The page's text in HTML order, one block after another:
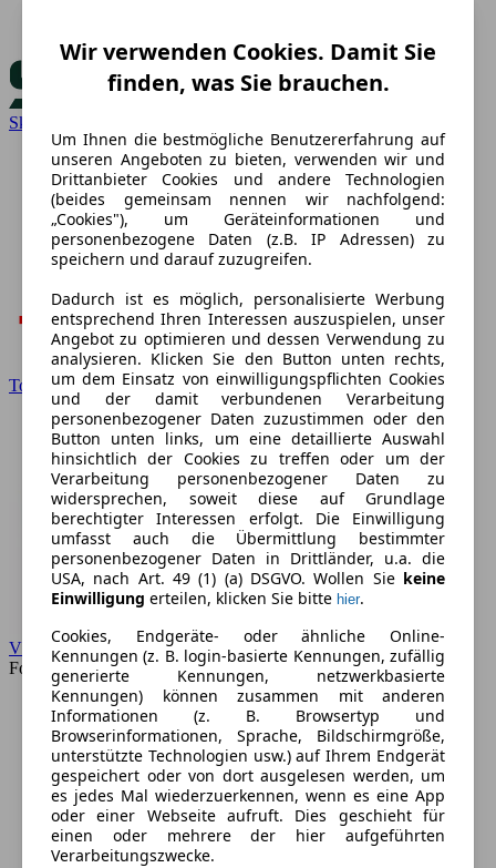
Skoda
Toyota
VW
Forum
Wir verwenden Cookies. Damit Sie
finden, was Sie brauchen.
Um Ihnen die bestmögliche Benutzererfahrung auf
unseren Angeboten zu bieten, verwenden wir und
Drittanbieter Cookies und andere Technologien
(beides gemeinsam nennen wir nachfolgend:
„Cookies"), um Geräteinformationen und
personenbezogene Daten (z.B. IP Adressen) zu
speichern und darauf zuzugreifen.
Dadurch ist es möglich, personalisierte Werbung
entsprechend Ihren Interessen auszuspielen, unser
Angebot zu optimieren und dessen Verwendung zu
analysieren. Klicken Sie den Button unten rechts,
um dem Einsatz von einwilligungspflichten Cookies
und der damit verbundenen Verarbeitung
personenbezogener Daten zuzustimmen oder den
Button unten links, um eine detaillierte Auswahl
hinsichtlich der Cookies zu treffen oder um der
Verarbeitung personenbezogener Daten zu
widersprechen, soweit diese auf Grundlage
berechtigter Interessen erfolgt. Die Einwilligung
umfasst auch die Übermittlung bestimmter
personenbezogener Daten in Drittländer, u.a. die
USA, nach Art. 49 (1) (a) DSGVO. Wollen Sie keine
Einwilligung erteilen, klicken Sie bitte hier.
Cookies, Endgeräte- oder ähnliche Online-
Kennungen (z. B. login-basierte Kennungen, zufällig
generierte Kennungen, netzwerkbasierte
Kennungen) können zusammen mit anderen
Informationen (z. B. Browsertyp und
Browserinformationen, Sprache, Bildschirmgröße,
unterstützte Technologien usw.) auf Ihrem Endgerät
gespeichert oder von dort ausgelesen werden, um
es jedes Mal wiederzuerkennen, wenn es eine App
oder einer Webseite aufruft. Dies geschieht für
einen oder mehrere der hier aufgeführten
Verarbeitungszwecke.